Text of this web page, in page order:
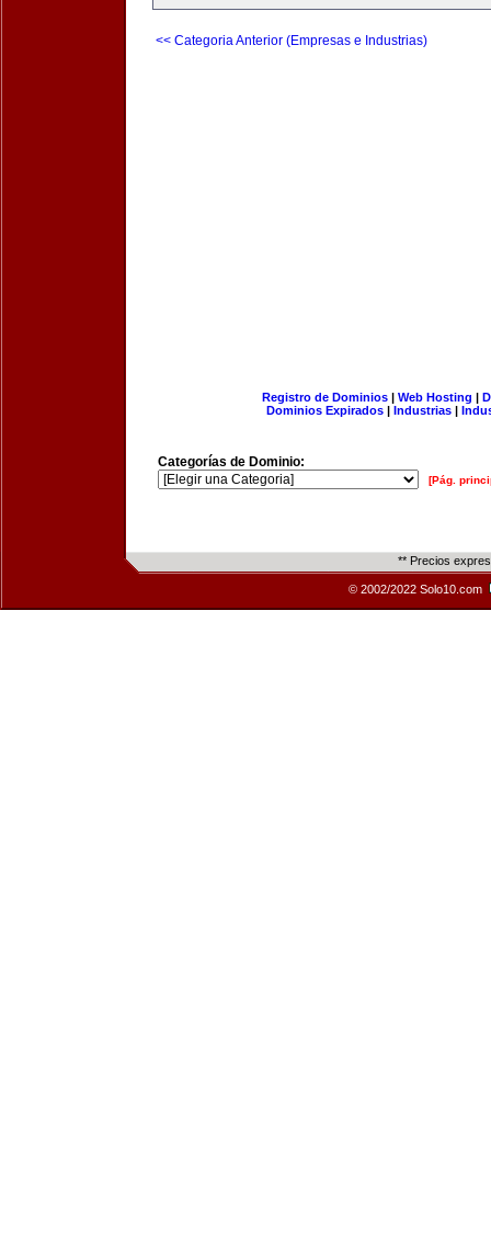
<< Categoria Anterior (Empresas e Industrias)
Registro de Dominios| Web Hosting |
Dominios Expirados | Industrias |
Categorías de Dominio:
[Pág.
** Precios
© 2002/2022 Solo10.com